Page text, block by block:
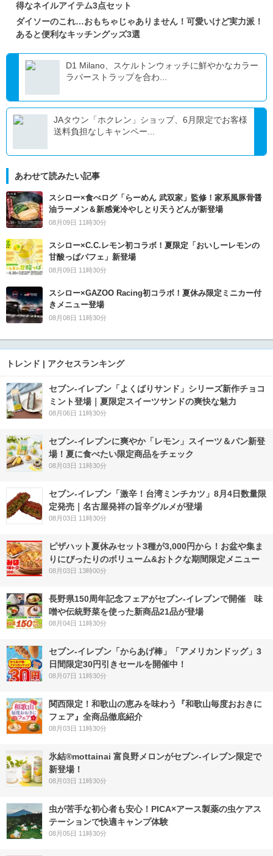
得なネイルアイテム3点セット
ダイソーのこれ…おもちゃじゃありません！可愛いけど実力派！
あると便利なキッチングッズ3選
D1 Milano、スケルトンウォッチに鮮やかなカラー
ラバーストラップを合わ...
JAタウン「ホクレン」ショップ、6月限定でお客様
送料負担なしキャンペー...
あわせて読みたい記事
スシロー×食べログ「らーめん 武双家」監修！家系風豚骨醤
油ラーメン＆新感覚冷やしとり天うどんが新登場
08月09日 11時30分
スシロー×C.C.レモン初コラボ！夏限定「おいしーレモンの
甘酸っぱパフェ」新登場
08月09日 11時30分
スシロー×GAZOO Racing初コラボ！夏休み限定ミニカー付
きメニュー登場
08月08日 11時30分
トレンド | アクセスランキング
セブン‐イレブン「よくばりサンド」シリーズ新作チョコ
ミント登場｜夏限定スイーツサンドの爽快な魅力
08月06日 11時30分
セブン‐イレブンに爽やか「レモン」スイーツ＆パン新登
場！夏に食べたい限定商品をチェック
08月03日 11時30分
セブン-イレブン「激辛！台湾ミンチカツ」8月4日数量限
定発売｜名古屋発祥の旨辛グルメが登場
08月03日 11時30分
ピザハット夏休みセット3種が3,000円から！お盆や集ま
りにぴったりのボリューム&おトクな期間限定メニュー
08月03日 13時00分
長野県150周年記念フェアがセブン-イレブンで開催 味
噌や伝統野菜を使った新商品21品が登場
08月04日 11時30分
セブン‐イレブン「からあげ棒」「アメリカンドッグ」3
日間限定30円引きセールを開催中！
08月07日 11時30分
関西限定！和歌山の恵みを味わう『和歌山毎度おおきに
フェア』全商品徹底紹介
08月03日 11時30分
氷結®mottainai 富良野メロンがセブン‐イレブン限定で
新登場！
08月03日 11時30分
虫が苦手な初心者も安心！PICA×アース製薬の虫ケアス
テーションで快適キャンプ体験
08月05日 11時30分